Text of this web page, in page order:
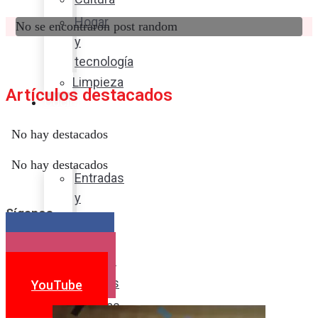
Hogar
y
tecnología
Limpieza
Cocina
sabor
Entradas
y
Postres
Bebidas
No se encontraron post random
Artículos destacados
No hay destacados
No hay destacados
Síganos
YouTube